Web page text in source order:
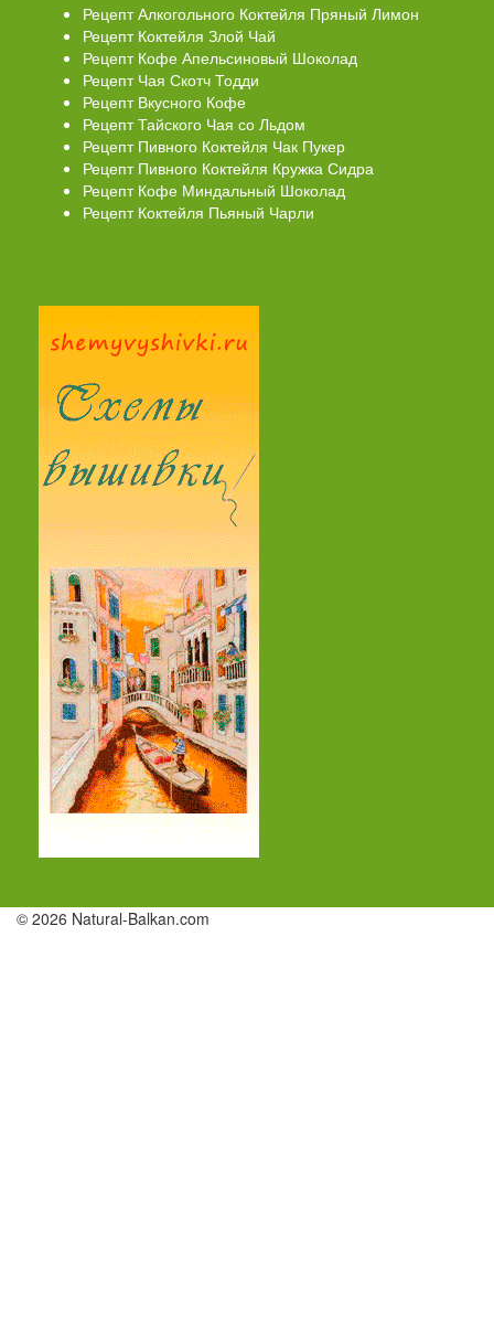
Рецепт Алкогольного Коктейля Пряный Лимон
Рецепт Коктейля Злой Чай
Рецепт Кофе Апельсиновый Шоколад
Рецепт Чая Скотч Тодди
Рецепт Вкусного Кофе
Рецепт Тайского Чая со Льдом
Рецепт Пивного Коктейля Чак Пукер
Рецепт Пивного Коктейля Кружка Сидра
Рецепт Кофе Миндальный Шоколад
Рецепт Коктейля Пьяный Чарли
© 2026 Natural-Balkan.com